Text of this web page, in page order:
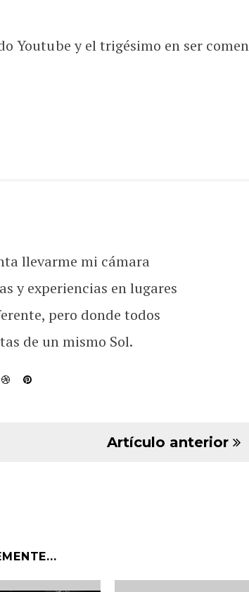
Youtube y el trigésimo en ser
llevarme mi cámara
y experiencias en lugares
pero donde todos
de un mismo Sol.
Artículo anterior